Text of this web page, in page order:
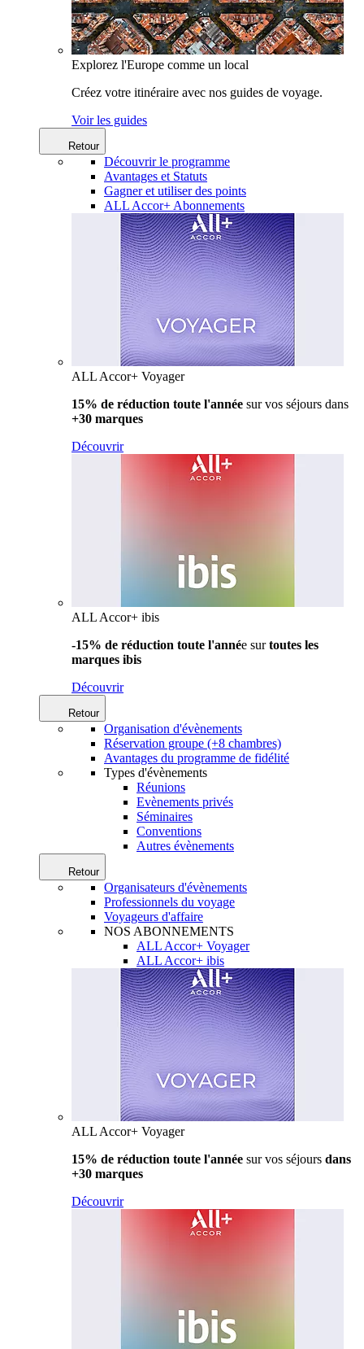
Explorez l'Europe comme un local
Créez votre itinéraire avec nos guides de voyage.
Voir les guides
Retour
Découvrir le programme
Avantages et Statuts
Gagner et utiliser des points
ALL Accor+ Abonnements
ALL Accor+ Voyager
15% de réduction toute l'année sur vos séjours dans
+30 marques
Découvrir
ALL Accor+ ibis
-15% de réduction toute l'année surtoutes les
marques ibis
Découvrir
Retour
Organisation d'évènements
Réservation groupe (+8 chambres)
Avantages du programme de fidélité
Types d'évènements
Réunions
Evènements privés
Séminaires
Conventions
Autres évènements
Retour
Organisateurs d'évènements
Professionnels du voyage
Voyageurs d'affaire
NOS ABONNEMENTS
ALL Accor+ Voyager
ALL Accor+ ibis
ALL Accor+ Voyager
15% de réduction toute l'année sur vos séjours dans
+30 marques
Découvrir